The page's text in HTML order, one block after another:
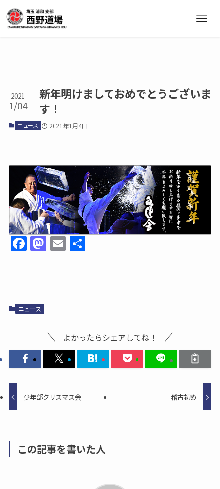
新年明けましておめでとうございま
す！
2021
1/04
ニュース 2021年1月4日
F
e
b
k
M
o
n
E
l
共
ニュース
よかったらシェアしてね！
少年部クリスマス会 稽古初め
この記事を書いた人